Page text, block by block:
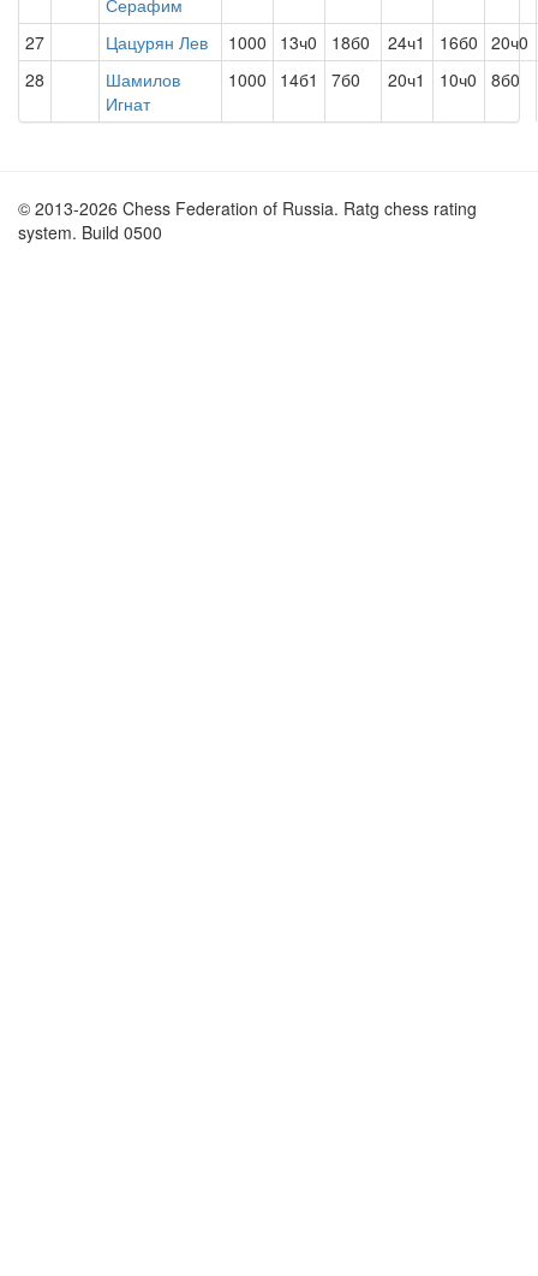
Серафим
27
Цацурян Лев 1000 13ч0 18б0 24ч1 16б0 20ч0
28
Шамилов
Игнат
1000 14б1 7б0 20ч1 10ч0 8б0
© 2013-2026 Chess Federation of Russia. Ratg chess rating
system. Build 0500